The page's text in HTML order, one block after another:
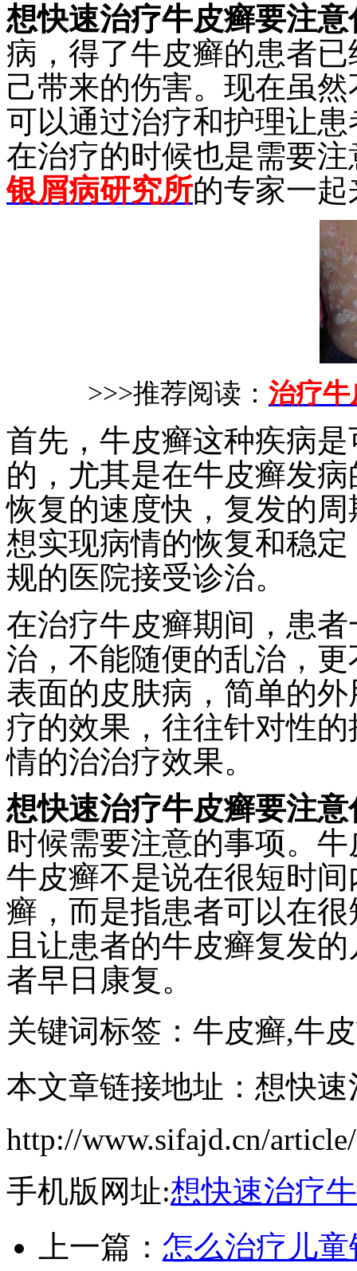
想快速治疗牛皮癣要注意
病，得了牛皮癣的患者
己带来的伤害。现在虽
可以通过治疗和护理让
在治疗的时候也是需要
银屑病研究所的专家一
>>>推荐阅读： 治疗牛
首先，牛皮癣这种疾病
的，尤其是在牛皮癣发
恢复的速度快，复发的
想实现病情的恢复和稳
规的医院接受诊治。
在治疗牛皮癣期间，患
治，不能随便的乱治，
表面的皮肤病，简单的
疗的效果，往往针对性
情的治治疗效果。
想快速治疗牛皮癣要注意
时候需要注意的事项。
牛皮癣不是说在很短时
癣，而是指患者可以在
且让患者的牛皮癣复发
者早日康复。
关键词标签：牛皮癣,牛
本文章链接地址：想快
http://www.sifajd.cn/
手机版网址:想快速治疗
上一篇： 怎么治疗儿